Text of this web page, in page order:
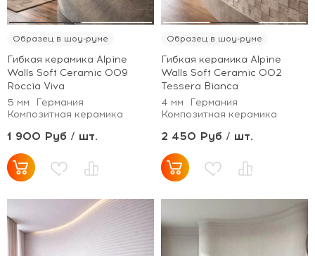
Образец в шоу-руме
Гибкая керамика Alpine
Walls Soft Ceramic 009
Roccia Viva
5 мм
Германия
Композитная керамика
1 900 Руб / шт.
Образец в шоу-руме
Гибкая керамика Alpine
Walls Soft Ceramic 002
Tessera Bianca
4 мм
Германия
Композитная керамика
2 450 Руб / шт.